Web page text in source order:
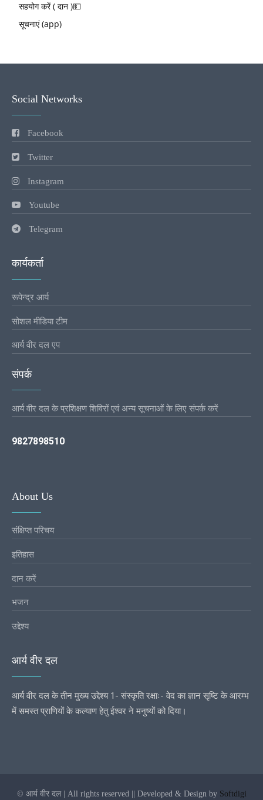
सहयोग करें ( दान )💵
सूचनाएं (app)
Social Networks
Facebook
Twitter
Instagram
Youtube
Telegram
कार्यकर्ता
रूपेन्द्र आर्य
सोशल मीडिया टीम
आर्य वीर दल एप
संपर्क
आर्य वीर दल के प्रशिक्षण शिविरों एवं अन्य सूचनाओं के लिए संपर्क करें
9827898510
About Us
संक्षिप्त परिचय
इतिहास
दान करें
भजन
उद्देश्य
आर्य वीर दल
आर्य वीर दल के तीन मुख्य उद्देश्य 1- संस्कृति रक्षाः- वेद का ज्ञान सृष्टि के आरम्भ
में समस्त प्राणियों के कल्याण हेतु ईश्वर ने मनुष्यों को दिया।
© आर्य वीर दल | All rights reserved || Developed & Design by Softdigi